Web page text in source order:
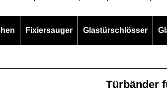
Fixiersauger Glastürschlösser
Türbänder